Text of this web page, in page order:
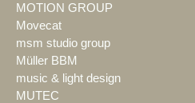
MOTION GROUP
Movecat
msm studio group
Müller BBM
music & light design
MUTEC